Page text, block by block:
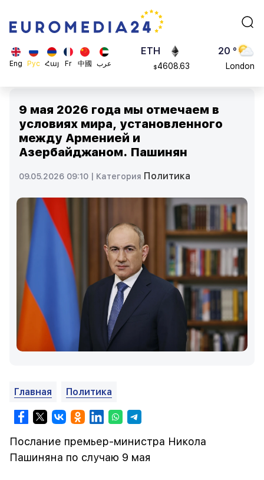
Eng Рус Հայ Fr 中國 عرب
ADA
0.868816
ETH
$4608.63
20 °
London
9 мая 2026 года мы отмечаем в
условиях мира, установленного
между Арменией и
Азербайджаном. Пашинян
09.05.2026 09:10 | Категория Политика
Главная Политика
Послание премьер-министра Никола
Пашиняна по случаю 9 мая